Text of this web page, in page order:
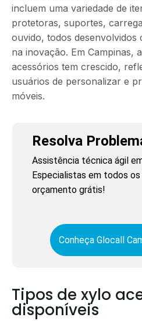
incluem uma variedade de
protetoras, suportes,
ouvido, todos desenvolvidos
na inovação. Em Campinas,
acessórios tem crescido,
usuários de personalizar e
móveis.
Resolva
Assistência técnica ágil
Especialistas em todos
orçamento grátis!
Conheça Glocall
Tipos de xylo
disponíveis